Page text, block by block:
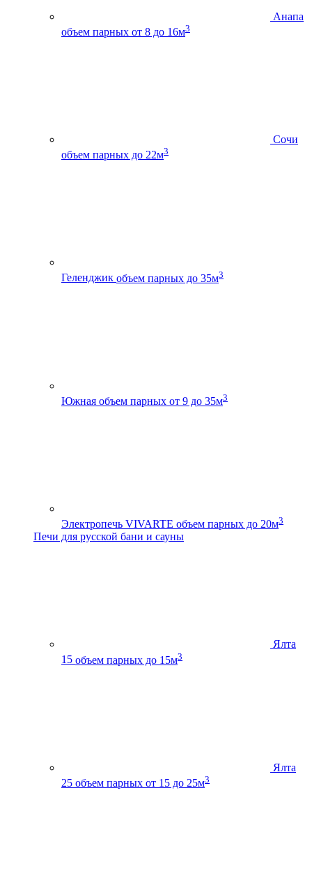
Анапа
объем парных от 8 до 16м3
Сочи
объем парных до 22м3
Геленджик объем парных до 35м3
Южная объем парных от 9 до 35м3
Электропечь VIVARTE объем парных до 20м3
Печи для русской бани и сауны
Ялта
15 объем парных до 15м3
Ялта
25 объем парных от 15 до 25м3